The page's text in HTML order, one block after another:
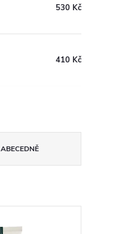
530 Kč
410 Kč
ABECEDNĚ